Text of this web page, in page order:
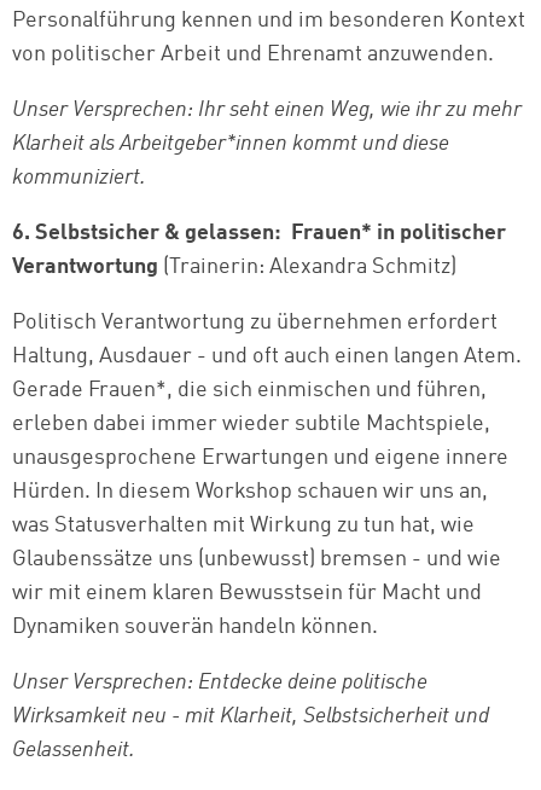
Personalführung kennen und im besonderen Kontext
von politischer Arbeit und Ehrenamt anzuwenden.
Unser Versprechen: Ihr seht einen Weg, wie ihr zu mehr
Klarheit als Arbeitgeber*innen kommt und diese
kommuniziert.
6. Selbstsicher & gelassen: Frauen* in politischer
Verantwortung (Trainerin: Alexandra Schmitz)
Politisch Verantwortung zu übernehmen erfordert
Haltung, Ausdauer - und oft auch einen langen Atem.
Gerade Frauen*, die sich einmischen und führen,
erleben dabei immer wieder subtile Machtspiele,
unausgesprochene Erwartungen und eigene innere
Hürden. In diesem Workshop schauen wir uns an,
was Statusverhalten mit Wirkung zu tun hat, wie
Glaubenssätze uns (unbewusst) bremsen - und wie
wir mit einem klaren Bewusstsein für Macht und
Dynamiken souverän handeln können.
Unser Versprechen: Entdecke deine politische
Wirksamkeit neu - mit Klarheit, Selbstsicherheit und
Gelassenheit.